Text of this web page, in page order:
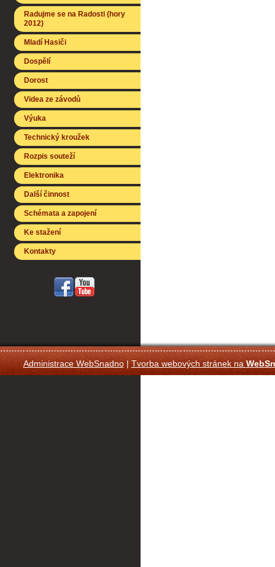
Radujme se na Radosti (hory
2012)
Mladí Hasiči
Dospělí
Dorost
Videa ze závodů
Výuka
Technický kroužek
Rozpis souteží
Elektronika
Další činnost
Schémata a zapojení
Ke stažení
Kontakty
Administrace WebSnadno|Tvorba webových stránek na